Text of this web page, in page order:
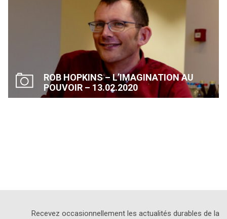
ROB HOPKINS – L’IMAGINATION AU
POUVOIR – 13.02.2020
Recevez occasionnellement les actualités durables de la